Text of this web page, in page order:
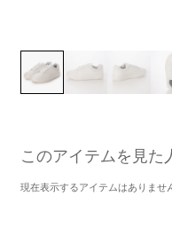
このアイテムを見た
現在表示するアイテムはありませ